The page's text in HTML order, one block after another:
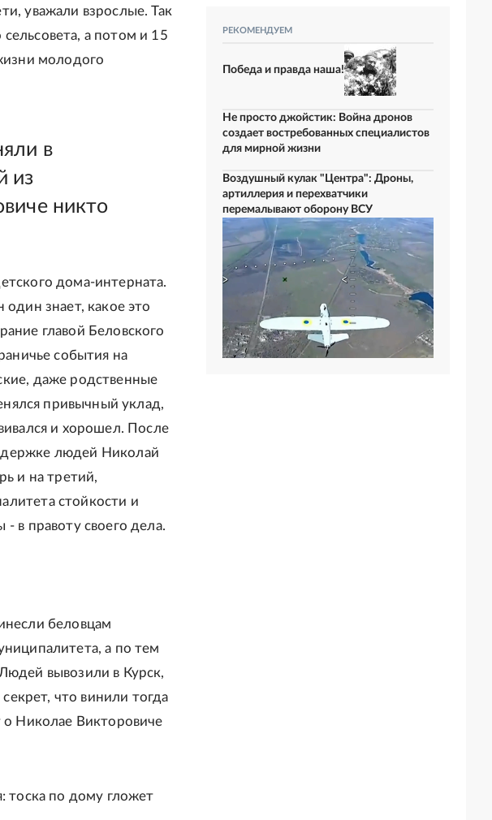
уважали взрослые. Так
а потом и 15
молодого
в
из
никто
дома-интерната.
знает, какое это
главой Беловского
события на
даже родственные
привычный уклад,
и хорошел. После
людей Николай
и на третий,
стойкости и
в правоту своего дела.
беловцам
а по тем
вывозили в Курск,
что винили тогда
о Николае Викторовиче
тоска по дому гложет
РЕКОМЕНДУЕМ
Победа и правда наша!
Не просто джойстик: Война дронов
создает востребованных специалистов
для мирной жизни
Воздушный кулак "Центра": Дроны,
артиллерия и перехватчики
перемалывают оборону ВСУ